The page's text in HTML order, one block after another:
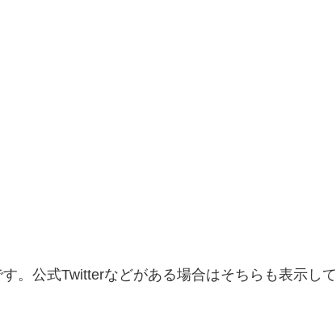
。公式Twitterなどがある場合はそちらも表示して